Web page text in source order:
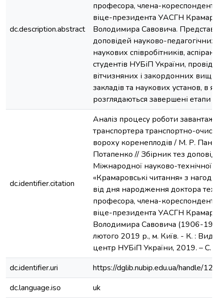
dc.description.abstract
професора, члена-
віце-президента УАСГН
Володимира Савовича.
доповідей науково-педагогічних
наукових співробітників,
студентів НУБіП України,
вітчизняних і закордонних
закладів та наукових установ, в
розглядаються завершені етапи
dc.identifier.citation
Аналіз процесу роботи
транспортера транспортно-
вороху коренеплодів / М. Р.
Потапенко // Збірник тез
Міжнародної науково-технічної
«Крамаровські читання» з
від дня народження доктора
професора, члена-
віце-президента УАСГН
Володимира Савовича (1906-
лютого 2019 р., м. Київ. - К. :
центр НУБіП України, 2019. – C.
dc.identifier.uri
https://dglib.nubip.edu.ua/handle/
dc.language.iso
uk